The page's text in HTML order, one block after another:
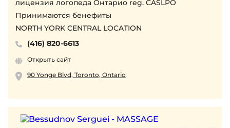
лицензия логопеда Онтарио reg. CASLPO
Принимаются бенефиты
NORTH YORK CENTRAL LOCATION
(416) 820-6613
Открыть сайт
90 Yonge Blvd, Toronto, Ontario